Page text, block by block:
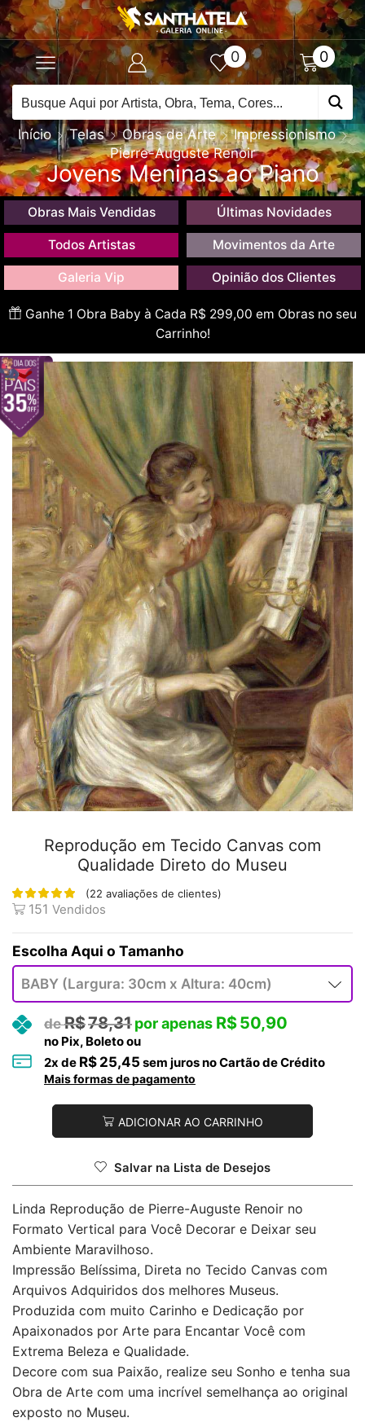
0 0
Início Telas Obras de Arte
Impressionismo
Pierre-Auguste Renoir
Jovens Meninas ao Piano
Obras Mais Vendidas Últimas Novidades
Todos Artistas Movimentos da Arte
Galeria Vip Opinião dos Clientes
Ganhe 1 Obra Baby à Cada R$ 299,00 em Obras no seu
Carrinho!
Reprodução em Tecido Canvas com
Qualidade Direto do Museu
(22 avaliações de clientes)
151 Vendidos
Tamanho
R$78,31 R$50,90
no Pix, Boleto ou
2x de R$ 25,45 sem juros no Cartão de Crédito
Mais formas de pagamento
ADICIONAR AO CARRINHO
Salvar na Lista de Desejos
Linda Reprodução de Pierre-Auguste Renoir no
Formato Vertical para Você Decorar e Deixar seu
Ambiente Maravilhoso.
Impressão Belíssima, Direta no Tecido Canvas com
Arquivos Adquiridos dos melhores Museus.
Produzida com muito Carinho e Dedicação por
Apaixonados por Arte para Encantar Você com
Extrema Beleza e Qualidade.
Decore com sua Paixão, realize seu Sonho e tenha sua
Obra de Arte com uma incrível semelhança ao original
exposto no Museu.